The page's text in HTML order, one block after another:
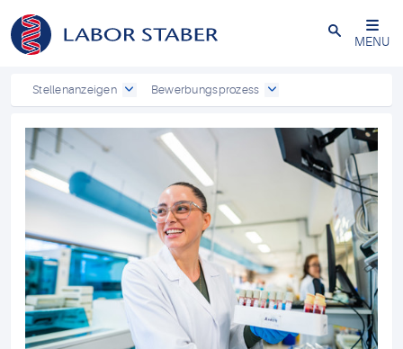
Schließen
MENU
Stellenanzeigen Bewerbungsprozess